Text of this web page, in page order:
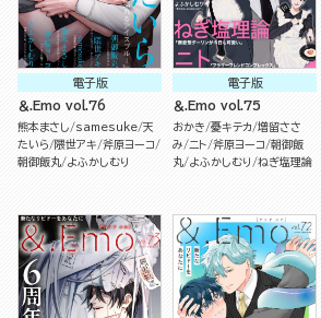
電子版
＆.Emo vol.76
熊本まさし samesuke 天
たいら
隈世アキ 斧原ヨーコ
朝御飯丸 よふかしむり
電子版
＆.Emo vol.75
おかき 憂キテカ 増留ささ
み
ニト 斧原ヨーコ 朝御飯
丸 よふかしむり ねぎ塩理論